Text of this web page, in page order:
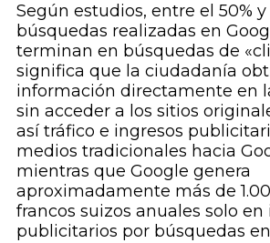
Según estudios, entre el 50%
búsquedas realizadas en
terminan en búsquedas de
significa que la ciudadanía
información directamente en
sin acceder a los sitios
así tráfico e ingresos
medios tradicionales hacia
mientras que Google genera
aproximadamente más de
francos suizos anuales solo en
publicitarios por búsquedas